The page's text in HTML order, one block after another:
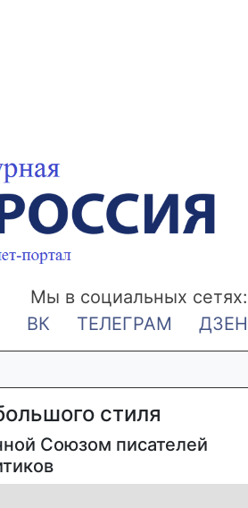
Мы в социальных сетях:
ВК
ТЕЛЕГРАМ ДЗЕН
стиля
Союзом писателей